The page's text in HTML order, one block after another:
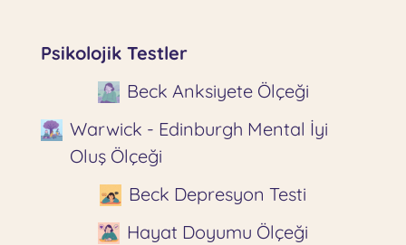
Psikolojik Testler
Beck Anksiyete Ölçeği
Warwick - Edinburgh Mental İyi
Oluş Ölçeği
Beck Depresyon Testi
Hayat Doyumu Ölçeği